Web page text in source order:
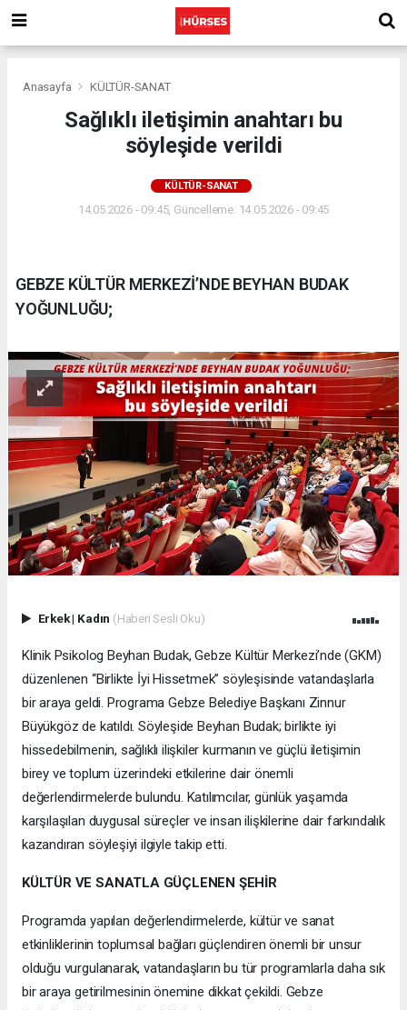
Anasayfa KÜLTÜR-SANAT
Sağlıklı iletişimin anahtarı bu
söyleşide verildi
KÜLTÜR-SANAT
14.05.2026 - 09:45, Güncelleme: 14.05.2026 - 09:45
GEBZE KÜLTÜR MERKEZİ’NDE BEYHAN BUDAK
YOĞUNLUĞU;
Erkek| Kadın (Haberi Sesli Oku)
Klinik Psikolog Beyhan Budak, Gebze Kültür Merkezi’nde (GKM)
düzenlenen “Birlikte İyi Hissetmek” söyleşisinde vatandaşlarla
bir araya geldi. Programa Gebze Belediye Başkanı Zinnur
Büyükgöz de katıldı. Söyleşide Beyhan Budak; birlikte iyi
hissedebilmenin, sağlıklı ilişkiler kurmanın ve güçlü iletişimin
birey ve toplum üzerindeki etkilerine dair önemli
değerlendirmelerde bulundu. Katılımcılar, günlük yaşamda
karşılaşılan duygusal süreçler ve insan ilişkilerine dair farkındalık
kazandıran söyleşiyi ilgiyle takip etti.
KÜLTÜR VE SANATLA GÜÇLENEN ŞEHİR
Programda yapılan değerlendirmelerde, kültür ve sanat
etkinliklerinin toplumsal bağları güçlendiren önemli bir unsur
olduğu vurgulanarak, vatandaşların bu tür programlarla daha sık
bir araya getirilmesinin önemine dikkat çekildi. Gebze